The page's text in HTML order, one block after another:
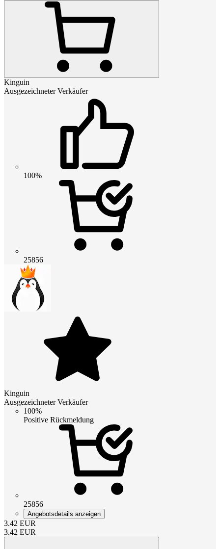
Kinguin
Ausgezeichneter Verkäufer
100%
25856
Kinguin
Ausgezeichneter Verkäufer
100%
Positive Rückmeldung
25856
Angebotsdetails anzeigen
3.42 EUR
3.42 EUR